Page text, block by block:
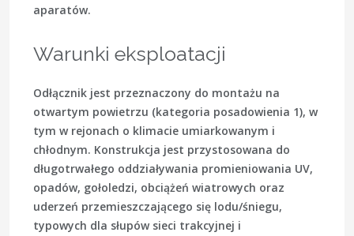
aparatów.
Warunki eksploatacji
Odłącznik jest przeznaczony do montażu na
otwartym powietrzu (kategoria posadowienia 1), w
tym w rejonach o klimacie umiarkowanym i
chłodnym. Konstrukcja jest przystosowana do
długotrwałego oddziaływania promieniowania UV,
opadów, gołoledzi, obciążeń wiatrowych oraz
uderzeń przemieszczającego się lodu/śniegu,
typowych dla słupów sieci trakcyjnej i